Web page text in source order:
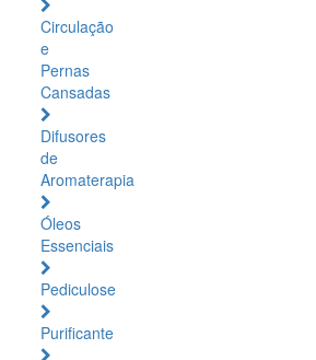
Circulação
e
Pernas
Cansadas
Difusores
de
Aromaterapia
Óleos
Essenciais
Pediculose
Purificante